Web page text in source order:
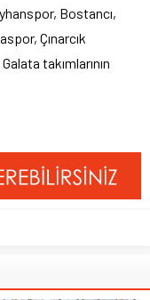
Bostancı,
Çınarcık
takımlarının